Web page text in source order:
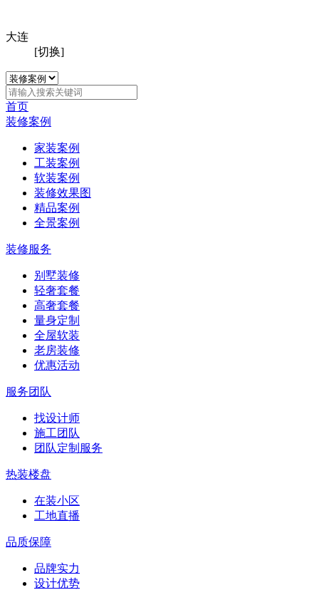
大连
[切换]
首页
装修案例
家装案例
工装案例
软装案例
装修效果图
精品案例
全景案例
装修服务
别墅装修
轻奢套餐
高奢套餐
量身定制
全屋软装
老房装修
优惠活动
服务团队
找设计师
施工团队
团队定制服务
热装楼盘
在装小区
工地直播
品质保障
品牌实力
设计优势